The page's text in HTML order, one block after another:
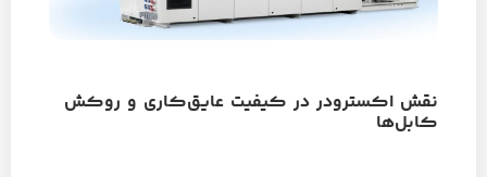
نقش اکسترودر در کیفیت عایق‌کاری و روکش
کابل‌ها